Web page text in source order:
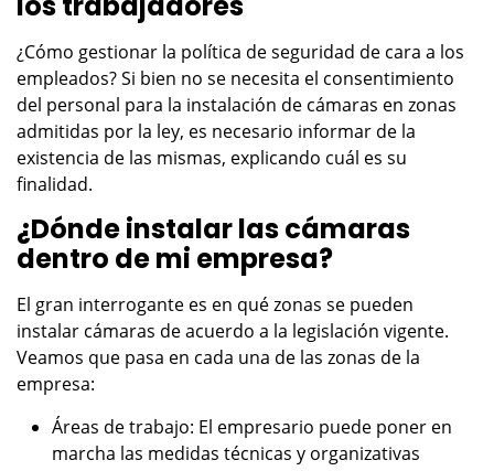
¿Cómo gestionar la política de seguridad de cara a los
empleados? Si bien no se necesita el consentimiento
del personal para la instalación de cámaras en zonas
admitidas por la ley, es necesario informar de la
existencia de las mismas, explicando cuál es su
finalidad.
¿Dónde instalar las cámaras
dentro de mi empresa?
El gran interrogante es en qué zonas se pueden
instalar cámaras de acuerdo a la legislación vigente.
Veamos que pasa en cada una de las zonas de la
empresa:
Áreas de trabajo: El empresario puede poner en
marcha las medidas técnicas y organizativas